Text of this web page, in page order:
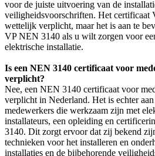
voor de juiste uitvoering van de
veiligheidsvoorschriften. Het certificaat
wettelijk verplicht, maar het is aan te
VP NEN 3140 als u wilt zorgen voor
elektrische installatie.
Is een NEN 3140 certificaat voor
verplicht?
Nee, een NEN 3140 certificaat voor
verplicht in Nederland. Het is echter
medewerkers die werkzaam zijn met
installateurs, een opleiding en
3140. Dit zorgt ervoor dat zij bekend
technieken voor het installeren en
installaties en de bijbehorende